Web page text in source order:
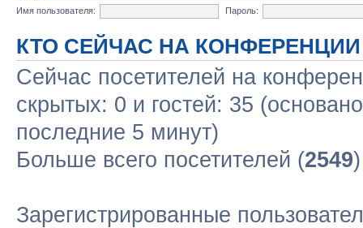
Имя пользователя:
Пароль:
КТО СЕЙЧАС НА КОНФЕРЕНЦИИ
Сейчас посетителей на
скрытых: 0 и гостей: 35
последние 5 минут)
Больше всего посетителей (2549
Зарегистрированные